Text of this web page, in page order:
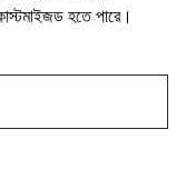
হতে পারে।